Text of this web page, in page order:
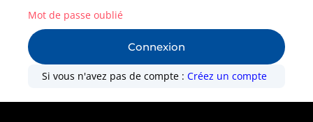
Connexion
Mot de passe oublié
Si vous n'avez pas de compte :Créez un compte